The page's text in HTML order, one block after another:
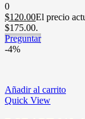
0
$120.00El precio
$175.00.
Preguntar
-4%
Añadir al carrito
Quick View